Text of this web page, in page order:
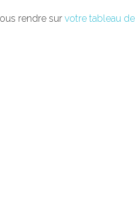
rendre sur votre tableau